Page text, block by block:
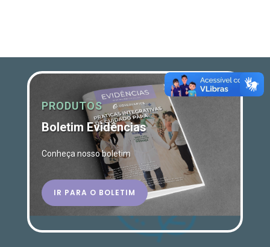
PRODUTOS
Boletim Evidências
Conheça nosso boletim
IR PARA O BOLETIM